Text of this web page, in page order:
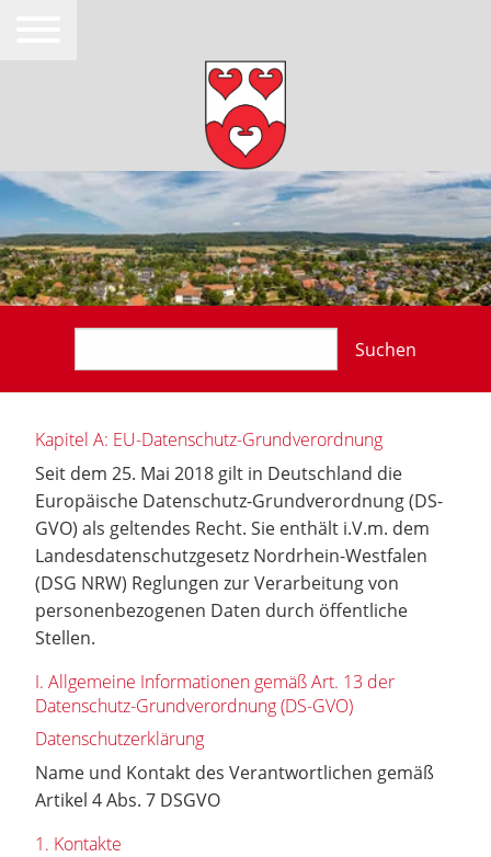
Suchen
Kapitel A: EU-Datenschutz-Grundverordnung
Seit dem 25. Mai 2018 gilt in Deutschland die
Europäische Datenschutz-Grundverordnung (DS-
GVO) als geltendes Recht. Sie enthält i.V.m. dem
Landesdatenschutzgesetz Nordrhein-Westfalen
(DSG NRW) Reglungen zur Verarbeitung von
personenbezogenen Daten durch öffentliche
Stellen.
I. Allgemeine Informationen gemäß Art. 13 der
Datenschutz-Grundverordnung (DS-GVO)
Datenschutzerklärung
Name und Kontakt des Verantwortlichen gemäß
Artikel 4 Abs. 7 DSGVO
1. Kontakte